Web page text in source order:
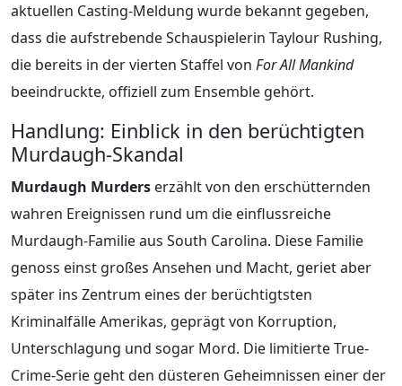
aktuellen Casting-Meldung wurde bekannt gegeben,
dass die aufstrebende Schauspielerin Taylour Rushing,
die bereits in der vierten Staffel von For All Mankind
beeindruckte, offiziell zum Ensemble gehört.
Handlung: Einblick in den berüchtigten
Murdaugh-Skandal
Murdaugh Murders erzählt von den erschütternden
wahren Ereignissen rund um die einflussreiche
Murdaugh-Familie aus South Carolina. Diese Familie
genoss einst großes Ansehen und Macht, geriet aber
später ins Zentrum eines der berüchtigtsten
Kriminalfälle Amerikas, geprägt von Korruption,
Unterschlagung und sogar Mord. Die limitierte True-
Crime-Serie geht den düsteren Geheimnissen einer der